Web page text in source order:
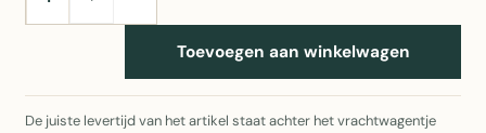
Toevoegen aan winkelwagen
De juiste levertijd van het artikel staat achter het vrachtwagentje